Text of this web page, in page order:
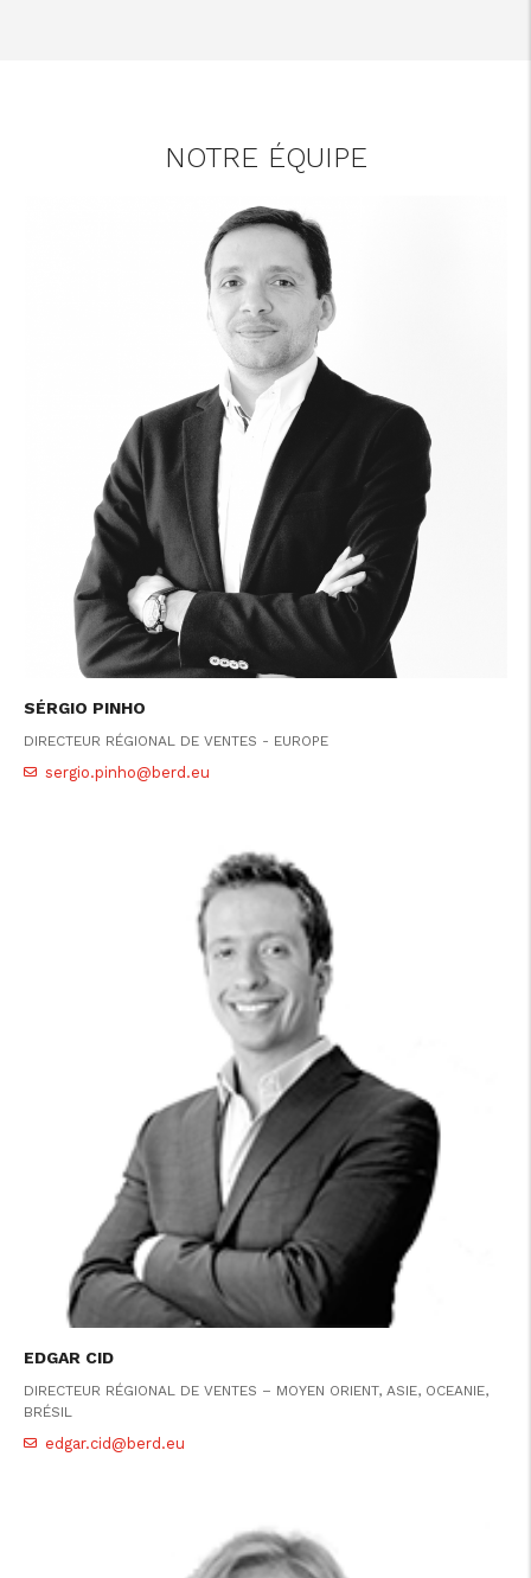
NOTRE ÉQUIPE
SÉRGIO PINHO
DIRECTEUR RÉGIONAL DE VENTES - EUROPE
sergio.pinho@berd.eu
EDGAR CID
DIRECTEUR RÉGIONAL DE VENTES – MOYEN ORIENT, ASIE, OCEANIE,
BRÉSIL
edgar.cid@berd.eu